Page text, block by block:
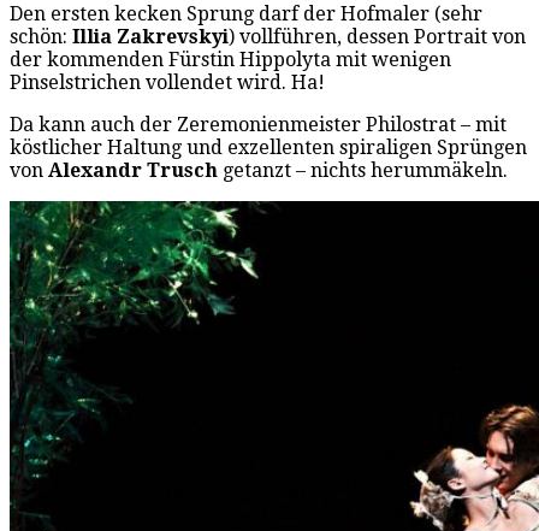
Den ersten kecken Sprung darf der Hofmaler (sehr
schön: Illia Zakrevskyi) vollführen, dessen Portrait von
der kommenden Fürstin Hippolyta mit wenigen
Pinselstrichen vollendet wird. Ha!
Da kann auch der Zeremonienmeister Philostrat – mit
köstlicher Haltung und exzellenten spiraligen Sprüngen
von Alexandr Trusch getanzt – nichts herummäkeln.